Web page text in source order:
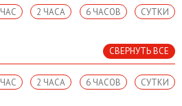
СУТКИ
6 ЧАСОВ
2 ЧАСА
СВЕРНУТЬ ВСЕ
СУТКИ
6 ЧАСОВ
2 ЧАСА